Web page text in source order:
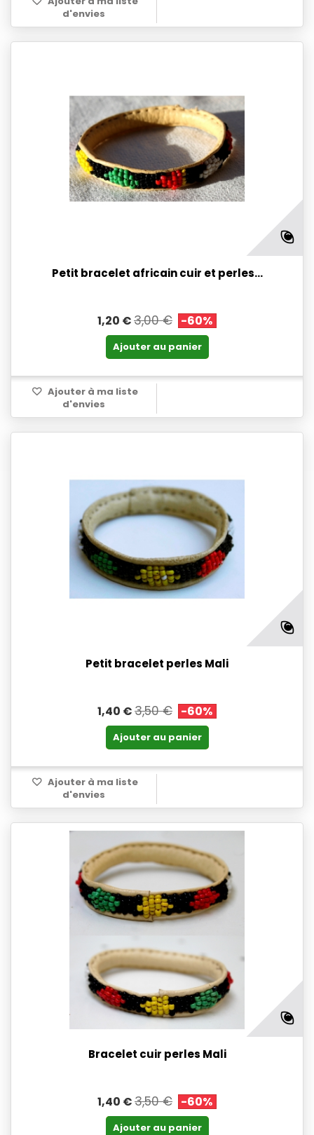
d'envies
Petit bracelet africain cuir et perles...
1,20 €3,00 € -60%
Ajouter au panier
Ajouter à ma liste
d'envies
Petit bracelet perles Mali
1,40 €3,50 € -60%
Ajouter au panier
Ajouter à ma liste
d'envies
Bracelet cuir perles Mali
1,40 €3,50 € -60%
Ajouter au panier